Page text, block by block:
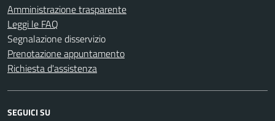
Amministrazione trasparente
Leggi le FAQ
Segnalazione disservizio
Prenotazione appuntamento
Richiesta d'assistenza
SEGUICI SU